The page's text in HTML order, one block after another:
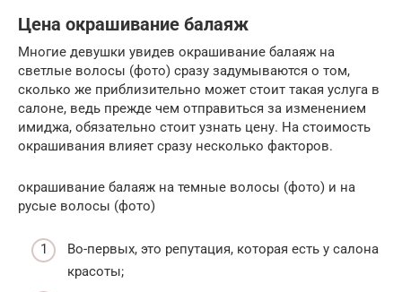
Цена окрашивание балаяж
Многие девушки увидев окрашивание балаяж на
светлые волосы (фото) сразу задумываются о том,
сколько же приблизительно может стоит такая услуга в
салоне, ведь прежде чем отправиться за изменением
имиджа, обязательно стоит узнать цену. На стоимость
окрашивания влияет сразу несколько факторов.
окрашивание балаяж на темные волосы (фото) и на
русые волосы (фото)
Во-первых, это репутация, которая есть у салона
красоты;